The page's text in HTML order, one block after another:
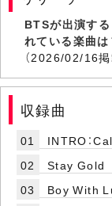
BTSが出演する
れている楽曲は
（2026/02/16掲
収録曲
01
INTRO：
02
Stay Gold
03
Boy With